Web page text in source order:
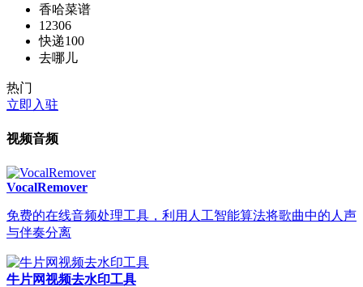
香哈菜谱
12306
快递100
去哪儿
热门
立即入驻
视频音频
VocalRemover
免费的在线音频处理工具，利用人工智能算法将歌曲中的人声
与伴奏分离
牛片网视频去水印工具